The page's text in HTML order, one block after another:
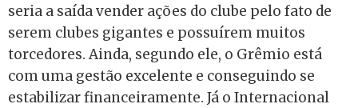
seria a saída vender ações do clube pelo fato de
serem clubes gigantes e possuírem muitos
torcedores. Ainda, segundo ele, o Grêmio está
com uma gestão excelente e conseguindo se
estabilizar financeiramente. Já o Internacional